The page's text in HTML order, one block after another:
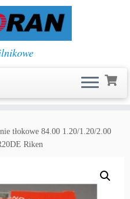
tłokowe 84.00 1.20/1.20/2.00
Riken